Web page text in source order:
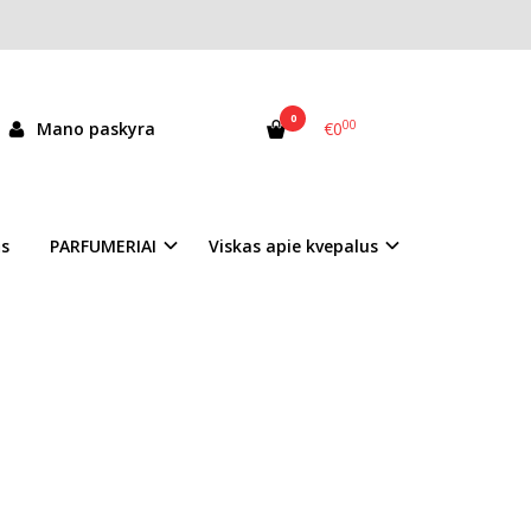
Mano paskyra 0 €000
PARFUMERIAI Viskas apie kvepalus